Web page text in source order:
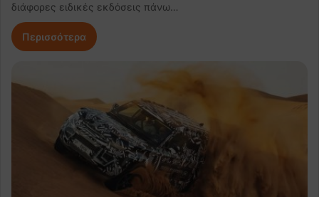
διάφορες ειδικές εκδόσεις πάνω…
Περισσότερα